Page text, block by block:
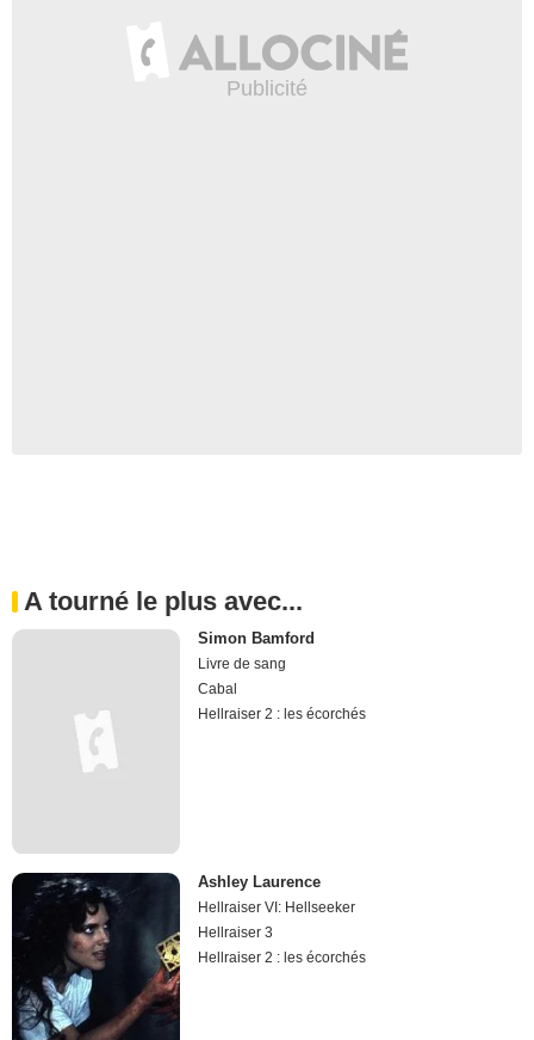
A tourné le plus avec...
Simon Bamford
Livre de sang
Cabal
Hellraiser 2 : les écorchés
Ashley Laurence
Hellraiser VI: Hellseeker
Hellraiser 3
Hellraiser 2 : les écorchés